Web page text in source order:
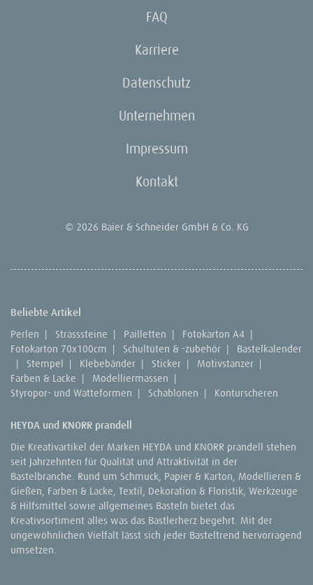
FAQ
Karriere
Datenschutz
Unternehmen
Impressum
Kontakt
© 2026 Baier & Schneider GmbH & Co. KG
Beliebte Artikel
Perlen | Strasssteine | Pailletten | Fotokarton A4 |
Fotokarton 70x100cm | Schultüten & -zubehör |
Bastelkalender
|
Stempel | Klebebänder | Sticker | Motivstanzer |
Farben & Lacke | Modelliermassen |
Styropor- und Watteformen | Schablonen | Konturscheren
HEYDA und KNORR prandell
Die Kreativartikel der Marken HEYDA und KNORR prandell stehen
seit Jahrzehnten für Qualität und Attraktivität in der
Bastelbranche. Rund um Schmuck, Papier & Karton, Modellieren &
Gießen, Farben & Lacke, Textil, Dekoration & Floristik, Werkzeuge
& Hilfsmittel sowie allgemeines Basteln bietet das
Kreativsortiment alles was das Bastlerherz begehrt. Mit der
ungewöhnlichen Vielfalt lässt sich jeder Basteltrend hervorragend
umsetzen.